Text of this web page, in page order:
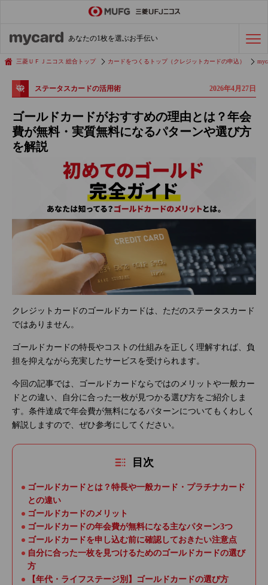
あなたの1枚を選ぶお手伝い
会社経費の支払い 効率化術
三菱ＵＦＪニコス 総合トップ カードをつくるトップ（クレジットカードの申込）
ステータスカードの活用術 2026年4月27日
ゴールドカードがおすすめの理由とは？年会
費が無料・実質無料になるパターンや選び方
を解説
クレジットカードのゴールドカードは、ただのステータスカード
ではありません。
ゴールドカードの特長やコストの仕組みを正しく理解すれば、負
担を抑えながら充実したサービスを受けられます。
今回の記事では、ゴールドカードならではのメリットや一般カー
ドとの違い、自分に合った一枚が見つかる選び方をご紹介しま
す。条件達成で年会費が無料になるパターンについてもくわしく
解説しますので、ぜひ参考にしてください。
目次
ゴールドカードとは？特長や一般カード・プラチナカード
との違い
ゴールドカードのメリット
ゴールドカードの年会費が無料になる主なパターン3つ
ゴールドカードを申し込む前に確認しておきたい注意点
自分に合った一枚を見つけるためのゴールドカードの選び
方
【年代・ライフステージ別】ゴールドカードの選び方